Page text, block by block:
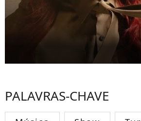
PALAVRAS-CHAVE